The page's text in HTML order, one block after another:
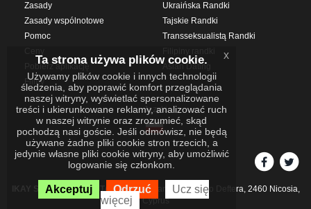
Zasady
Zasady wspólnotowe
Pomoc
Pobierz aplikację
Filmy
Ukraińska Randki
Tajskie Randki
Transseksualistą Randki
Asian Dating
Języki
IKAY SOFTWARE PORTAL LIMITEDXanthis 22, Kato Deftera, 2460 Nicosia,
Cyprus
Ta strona używa plików cookie.
Używamy plików cookie i innych technologii
śledzenia, aby poprawić komfort przeglądania
naszej witryny, wyświetlać spersonalizowane
treści i ukierunkowane reklamy, analizować ruch
w naszej witrynie oraz zrozumieć, skąd
pochodzą nasi goście. Jeśli odmówisz, nie będą
używane żadne pliki cookie stron trzecich, a
jedynie własne pliki cookie witryny, aby umożliwić
logowanie się członkom.
Akceptuj Odrzuć
Ucz się
więcej
x